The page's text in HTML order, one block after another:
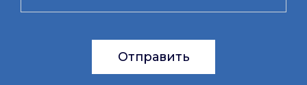
Отправить